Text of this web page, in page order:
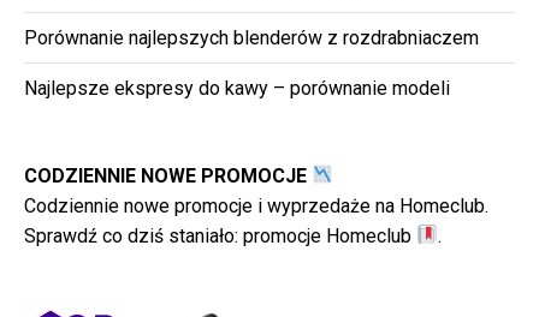
Porównanie najlepszych blenderów z rozdrabniaczem
Najlepsze ekspresy do kawy – porównanie modeli
CODZIENNIE NOWE PROMOCJE
Codziennie nowe promocje i wyprzedaże na Homeclub.
Sprawdź co dziś staniało: promocje Homeclub .